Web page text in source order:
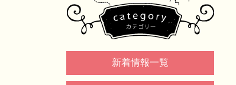
新着情報一覧